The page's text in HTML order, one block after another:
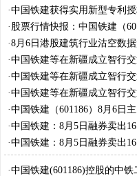
的179.75万元
·中国铁建获得实用新型专利
· 股票行情快报：中国铁建（
·8月6日港股建筑行业沽空数
居行业前三
·中国铁建等在新疆成立智行
·中国铁建等在新疆成立智行
·中国铁建等在新疆成立智行
·中国铁建（601186）8月6日
·中国铁建：8月5日融券卖出
·中国铁建：8月5日融券卖出
·中国铁建(601186)控股的中